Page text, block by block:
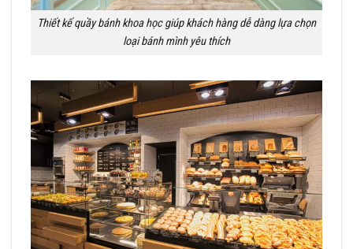
Thiết kế quầy bánh khoa học giúp khách hàng dễ dàng lựa chọn
loại bánh mình yêu thích